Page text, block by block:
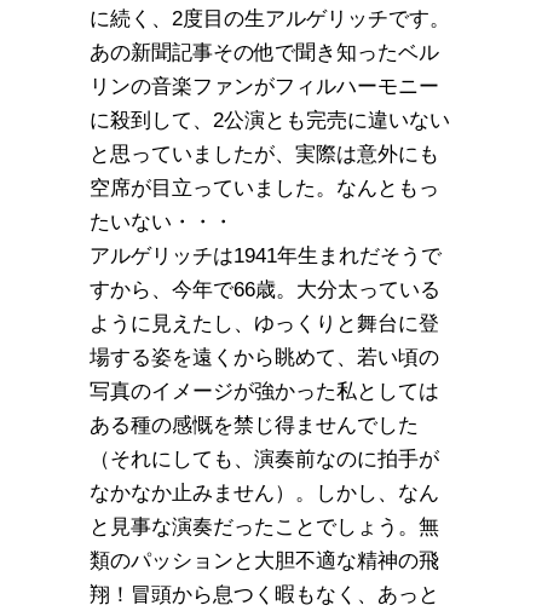
に続く、2度目の生アルゲリッチです。
あの新聞記事その他で聞き知ったベル
リンの音楽ファンがフィルハーモニー
に殺到して、2公演とも完売に違いない
と思っていましたが、実際は意外にも
空席が目立っていました。なんともっ
たいない・・・
アルゲリッチは1941年生まれだそうで
すから、今年で66歳。大分太っている
ように見えたし、ゆっくりと舞台に登
場する姿を遠くから眺めて、若い頃の
写真のイメージが強かった私としては
ある種の感慨を禁じ得ませんでした
（それにしても、演奏前なのに拍手が
なかなか止みません）。しかし、なん
と見事な演奏だったことでしょう。無
類のパッションと大胆不適な精神の飛
翔！冒頭から息つく暇もなく、あっと